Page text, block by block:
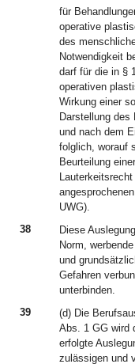
für
operative
des
Notwendigkeit
darf für die in §
operativen
Wirkung einer
Darstellung
und nach dem
folglich, worauf
Beurteilung
UWG).
38
Diese
Norm,
und
Gefahren
unterbinden.
39
(d) Die
Abs. 1 GG wird
erfolgte
zulässigen und